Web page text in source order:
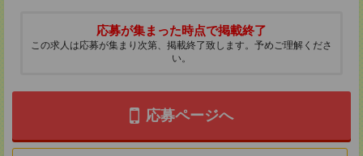
応募が集まった時点で掲載終了
この求人は応募が集まり次第、掲載終了致します。予めご理解くださ
い。
応募ページへ